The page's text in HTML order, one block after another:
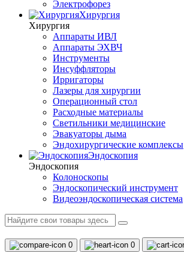
Электрофорез
Хирургия
Хирургия
Аппараты ИВЛ
Аппараты ЭХВЧ
Инструменты
Инсуффляторы
Ирригаторы
Лазеры для хирургии
Операционный стол
Расходные материалы
Светильники медицинские
Эвакуаторы дыма
Эндохирургические комплексы
Эндоскопия
Эндоскопия
Колоноскопы
Эндоскопический инструмент
Видеоэндоскопическая система
0 0